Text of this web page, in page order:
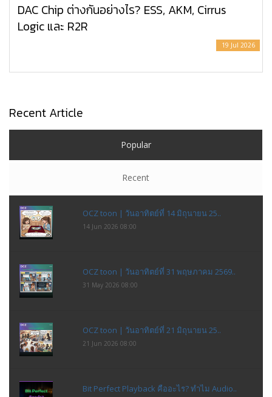
DAC Chip ต่างกันอย่างไร? ESS, AKM, Cirrus
Logic และ R2R
19 Jul 2026
Recent Article
Popular
Recent
OCZ toon | วันอาทิตย์ที่ 14 มิถุนายน 25..
14 Jun 2026 08:00
OCZ toon | วันอาทิตย์ที่ 31 พฤษภาคม 2569..
31 May 2026 08:00
OCZ toon | วันอาทิตย์ที่ 21 มิถุนายน 25..
21 Jun 2026 08:00
Bit Perfect Playback คืออะไร? ทำไม Audio..